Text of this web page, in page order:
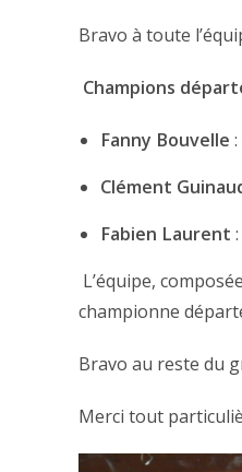
Bravo à toute
Champions
Fanny Bouvelle
Clément
Fabien Laurent
L’équipe,
championne
Bravo au reste du
Merci tout